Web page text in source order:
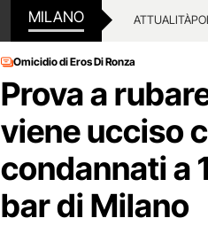
MILANO ATTUALITÀ
Omicidio di Eros Di Ronza
Prova a
viene ucciso
condannati a
bar di Milano